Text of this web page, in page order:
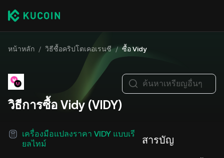
หน้าหลัก / วิธีซื้อคริปโตเคอเรนซี / ซื้อ Vidy
วิธีการซื้อ Vidy (VIDY)
เครื่องมือแปลงราคา VIDY แบบเรี
ยลไทม์
ค้นหาเหรียญอื่นๆ
สารบัญ